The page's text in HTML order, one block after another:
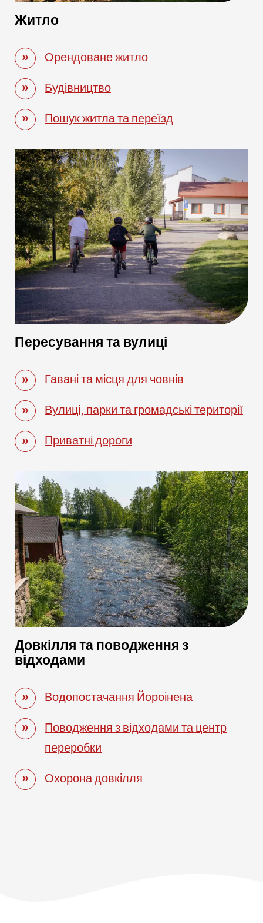
Житло
Орендоване житло
Будівництво
Пошук житла та переїзд
Пересування та вулиці
Гавані та місця для човнів
Вулиці, парки та громадські території
Приватні дороги
Довкілля та поводження з
відходами
Водопостачання Йороінена
Поводження з відходами та центр
переробки
Охорона довкілля